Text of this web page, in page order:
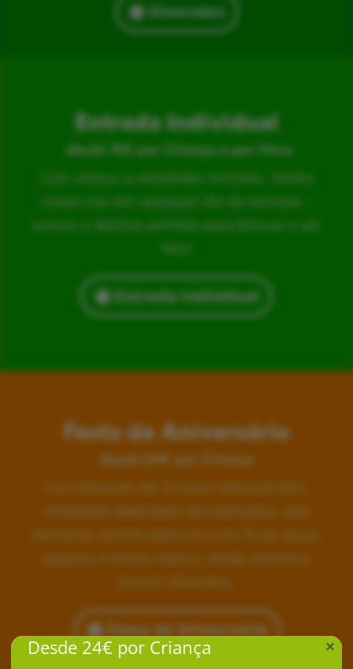
Diversões
Entrada Individual
desde 15€ por Criança e por Hora
Com acesso a atividades incríveis. Venha
visitar-nos em qualquer dia da semana –
somos o destino perfeito para brincar e ser
Entrada Individual
Festa de Aniversário
desde 24€ por Criança
Festa de Aniversário
Desde 24€ por Criança ×